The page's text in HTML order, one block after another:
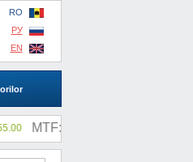
RO
РУ
EN
| SA "SLI"